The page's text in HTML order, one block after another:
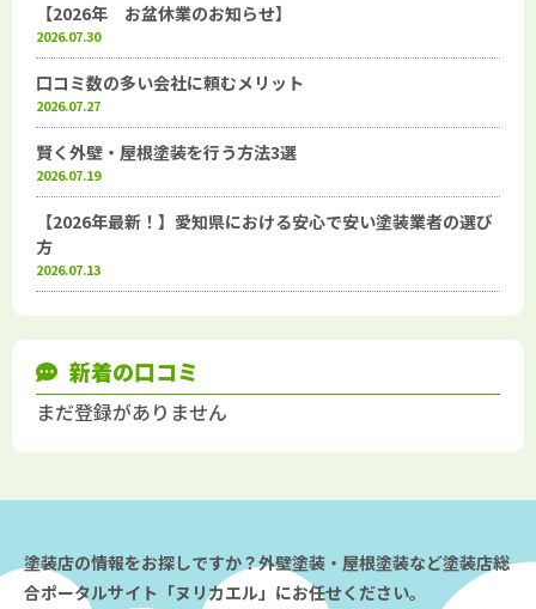
【2026年 お盆休業のお知らせ】
2026.07.30
口コミ数の多い会社に頼むメリット
2026.07.27
賢く外壁・屋根塗装を行う方法3選
2026.07.19
【2026年最新！】愛知県における安心で安い塗装業者の選び
方
2026.07.13
新着の口コミ
まだ登録がありません
塗装店の情報をお探しですか？外壁塗装・屋根塗装など塗装店総
合ポータルサイト「ヌリカエル」にお任せください。